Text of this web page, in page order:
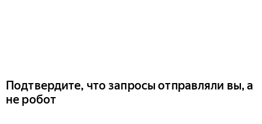
Подтвердите, что запросы отправляли вы, а
не робот